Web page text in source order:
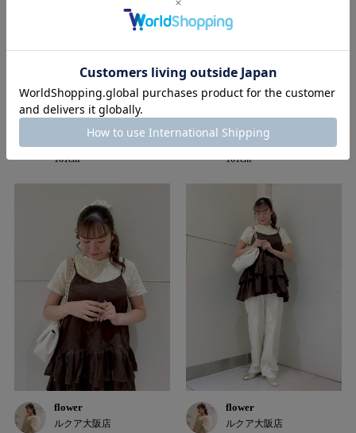
flower
ルクア大阪店
161cm
ルクア大阪店
nakata ( Winter | Natural )
161cm
flower
ルクア大阪店
flower
ルクア大阪店